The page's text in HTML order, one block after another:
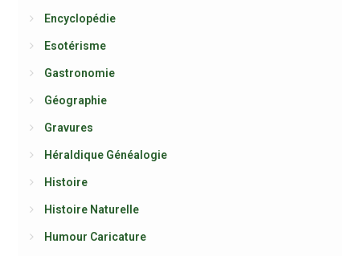
Encyclopédie
Esotérisme
Gastronomie
Géographie
Gravures
Héraldique Généalogie
Histoire
Histoire Naturelle
Humour Caricature